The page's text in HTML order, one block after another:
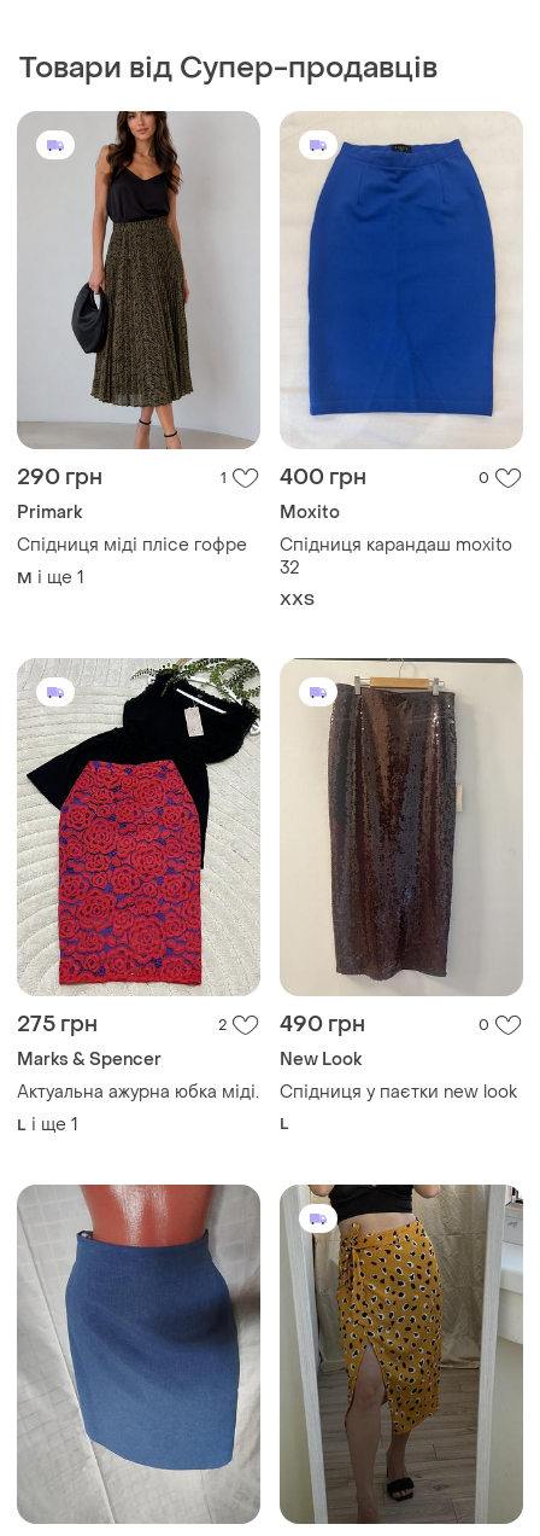
Товари від Супер-продавців
290 грн 1
Primark
Спідниця міді плісе гофре
M і ще 1
400 грн 0
Moxito
Спідниця карандаш moxito
32
XХS
275 грн 2
Marks & Spencer
Актуальна ажурна юбка міді.
L і ще 1
490 грн 0
New Look
Спідниця у паєтки new look
L